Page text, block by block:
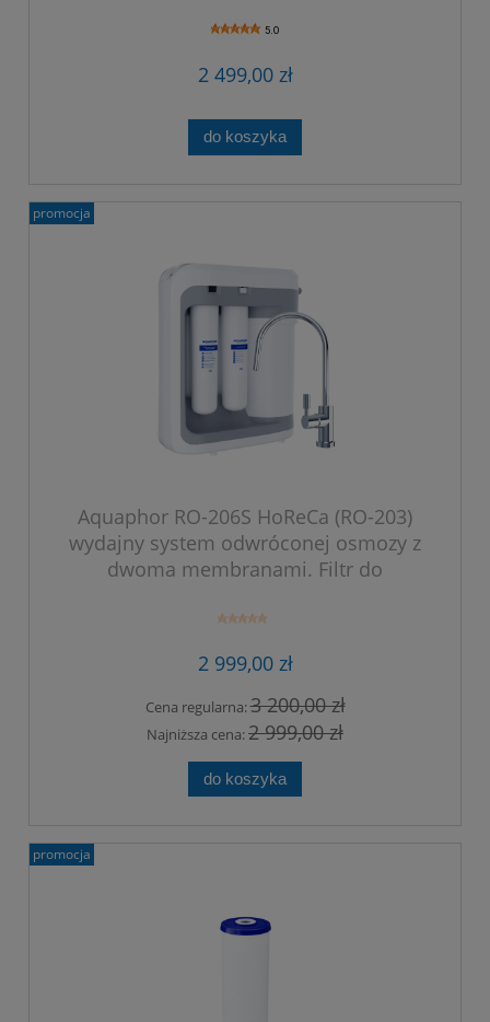
5.0
2 499,00 zł
do koszyka
Aquaphor RO-206S HoReCa (RO-203)
wydajny system odwróconej osmozy z
dwoma membranami. Filtr do
2 999,00 zł
Cena regularna:3 200,00 zł
Najniższa cena:2 999,00 zł
do koszyka
promocja
promocja